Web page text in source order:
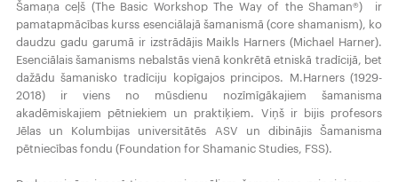
Šamaņa ceļš (The Basic Workshop The Way of the Shaman®) ir
pamatapmācības kurss esenciālajā šamanismā (core shamanism), ko
daudzu gadu garumā ir izstrādājis Maikls Harners (Michael Harner).
Esenciālais šamanisms nebalstās vienā konkrētā etniskā tradīcijā, bet
dažādu šamanisko tradīciju kopīgajos principos. M.Harners (1929-
2018) ir viens no mūsdienu nozīmīgākajiem šamanisma
akadēmiskajiem pētniekiem un praktiķiem. Viņš ir bijis profesors
Jēlas un Kolumbijas universitātēs ASV un dibinājis Šamanisma
pētniecības fondu (Foundation for Shamanic Studies, FSS).